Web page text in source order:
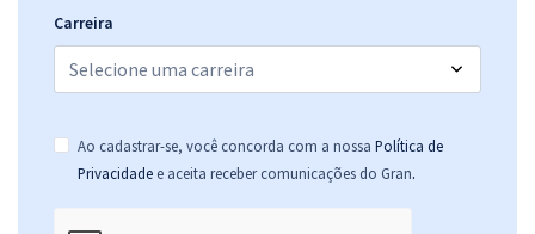
Aeronáutica - Exame de Admissão - EAOEAR - Engenharia da
31,32
Carreira
Ao cadastrar-se, você concorda com a nossa Política de
Privacidade e aceita receber comunicações do Gran.